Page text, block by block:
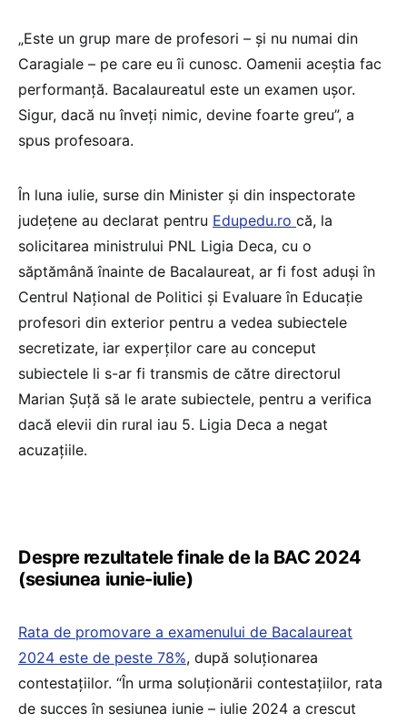
„Este un grup mare de profesori – și nu numai din
Caragiale – pe care eu îi cunosc. Oamenii aceștia fac
performanță. Bacalaureatul este un examen ușor.
Sigur, dacă nu înveți nimic, devine foarte greu”, a
spus profesoara.
În luna iulie, surse din Minister și din inspectorate
județene au declarat pentru Edupedu.ro că, la
solicitarea ministrului PNL Ligia Deca, cu o
săptămână înainte de Bacalaureat, ar fi fost aduși în
Centrul Național de Politici și Evaluare în Educație
profesori din exterior pentru a vedea subiectele
secretizate, iar experților care au conceput
subiectele li s-ar fi transmis de către directorul
Marian Șuță să le arate subiectele, pentru a verifica
dacă elevii din rural iau 5. Ligia Deca a negat
acuzațiile.
Despre rezultatele finale de la BAC 2024
(sesiunea iunie-iulie)
Rata de promovare a examenului de Bacalaureat
2024 este de peste 78%, după soluționarea
contestațiilor. “În urma soluționării contestațiilor, rata
de succes în sesiunea iunie – iulie 2024 a crescut